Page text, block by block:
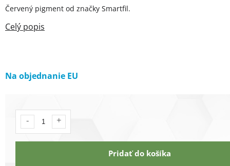
Na objednanie EU
Pridať do košíka
Červený pigment od značky Smartfil.